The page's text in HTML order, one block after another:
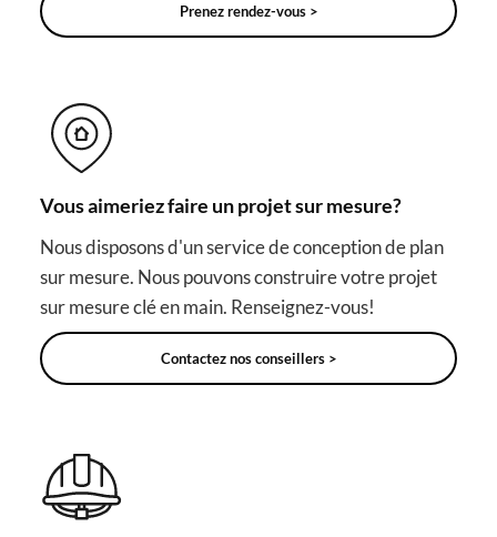
Prenez rendez-vous >
Vous aimeriez faire un projet sur mesure?
Nous disposons d'un service de conception de plan
sur mesure. Nous pouvons construire votre projet
sur mesure clé en main. Renseignez-vous!
Contactez nos conseillers >